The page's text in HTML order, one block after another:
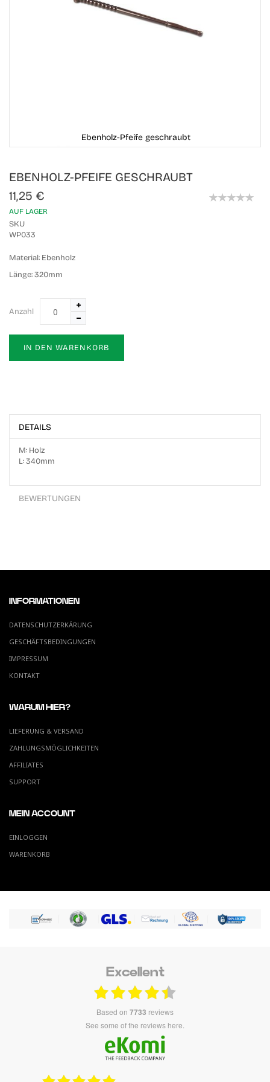
EBENHOLZ-PFEIFE GESCHRAUBT
11,25 €
AUF LAGER
SKU
WP033
Material: Ebenholz
Länge:320mm
Anzahl
IN DEN WARENKORB
Ebenholz-Pfeife geschraubt
to
beginning
of
images
gallery
DETAILS
M: Holz
L: 340mm
BEWERTUNGEN
INFORMATIONEN
DATENSCHUTZERKÄRUNG
GESCHÄFTSBEDINGUNGEN
IMPRESSUM
KONTAKT
WARUM HIER?
LIEFERUNG & VERSAND
ZAHLUNGSMÖGLICHKEITEN
AFFILIATES
SUPPORT
MEIN ACCOUNT
EINLOGGEN
WARENKORB
Excellent
based on 7733 reviews
see some of the reviews here.